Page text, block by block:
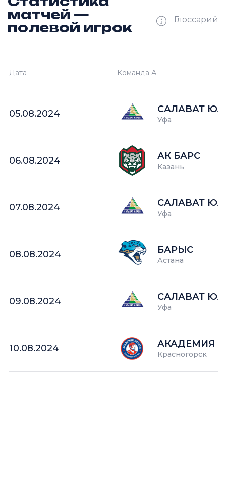
матчей —
полевой игрок
Глоссарий
Дата Команда А
05.08.2024 САЛАВАТ
Уфа
06.08.2024 АК БАРС
Казань
07.08.2024 САЛАВАТ
Уфа
08.08.2024 БАРЫС
Астана
09.08.2024 САЛАВАТ
Уфа
10.08.2024 АКАДЕМИЯ
Красногорск